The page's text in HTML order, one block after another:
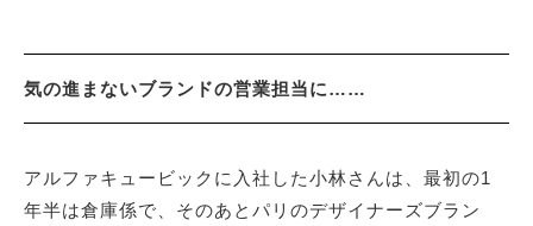
気の進まないブランドの営業担当に……
アルファキュービックに入社した小林さんは、最初の1
年半は倉庫係で、そのあとパリのデザイナーズブラン